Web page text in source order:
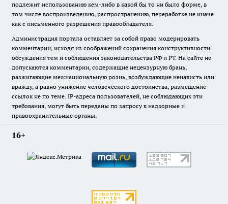
подлежит использованию кем-либо в какой бы то ни было форме, в
том числе воспроизведению, распространению, переработке не иначе
как с письменного разрешения правообладателя.
Администрация портала оставляет за собой право модерировать
комментарии, исходя из соображений сохранения конструктивности
обсуждения тем и соблюдения законодательства РФ и РТ. На сайте не
допускаются комментарии, содержащие нецензурную брань,
разжигающие межнациональную рознь, возбуждающие ненависть или
вражду, а равно унижение человеческого достоинства, размещение
ссылок не по теме. IP-адреса пользователей, не соблюдающих эти
требования, могут быть переданы по запросу в надзорные и
правоохранительные органы.
16+